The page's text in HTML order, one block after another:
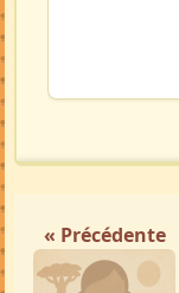
« Précédente